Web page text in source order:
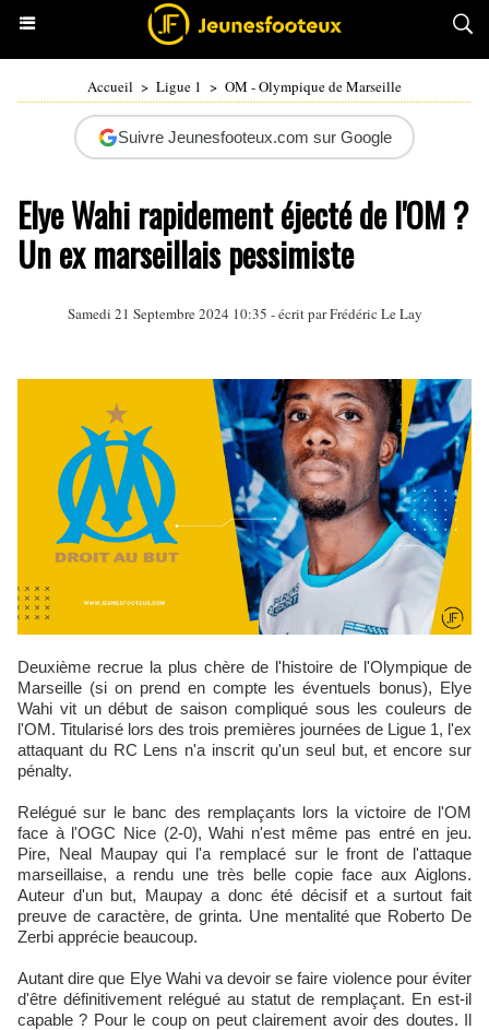
Accueil > Ligue 1 > OM - Olympique de Marseille
Suivre Jeunesfooteux.com sur Google
Elye Wahi rapidement éjecté de l'OM ?
Un ex marseillais pessimiste
Samedi 21 Septembre 2024 10:35 - écrit parFrédéric Le Lay
Deuxième recrue la plus chère de l'histoire de l'Olympique de
Marseille (si on prend en compte les éventuels bonus), Elye
Wahi vit un début de saison compliqué sous les couleurs de
l'OM. Titularisé lors des trois premières journées de Ligue 1, l'ex
attaquant du RC Lens n'a inscrit qu'un seul but, et encore sur
pénalty.
Relégué sur le banc des remplaçants lors la victoire de l'OM
face à l'OGC Nice (2-0), Wahi n'est même pas entré en jeu.
Pire, Neal Maupay qui l'a remplacé sur le front de l'attaque
marseillaise, a rendu une très belle copie face aux Aiglons.
Auteur d'un but, Maupay a donc été décisif et a surtout fait
preuve de caractère, de grinta. Une mentalité que Roberto De
Zerbi apprécie beaucoup.
Autant dire que Elye Wahi va devoir se faire violence pour éviter
d'être définitivement relégué au statut de remplaçant. En est-il
capable ? Pour le coup on peut clairement avoir des doutes. Il